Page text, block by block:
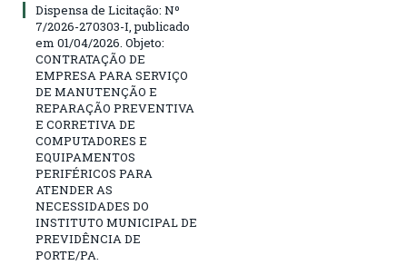
Dispensa de Licitação: Nº
7/2026-270303-I, publicado
em 01/04/2026. Objeto:
CONTRATAÇÃO DE
EMPRESA PARA SERVIÇO
DE MANUTENÇÃO E
REPARAÇÃO PREVENTIVA
E CORRETIVA DE
COMPUTADORES E
EQUIPAMENTOS
PERIFÉRICOS PARA
ATENDER AS
NECESSIDADES DO
INSTITUTO MUNICIPAL DE
PREVIDÊNCIA DE
PORTE/PA.